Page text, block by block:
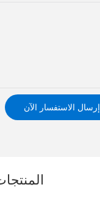
إرسال الاستفسار الآن